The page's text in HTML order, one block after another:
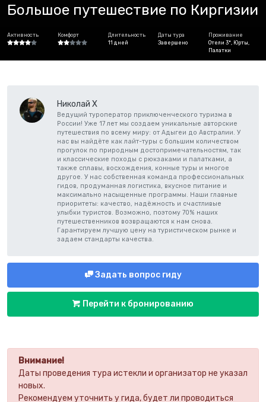
Большое путешествие по Киргизии
Активность Комфорт
Длительность
11 дней
Даты тура
Завершено
Проживание
Отели 3*, Юрты,
Палатки
Внимание!
Даты проведения тура истекли и организатор не указал
новых.
Рекомендуем уточнить у гида, будет ли проводиться
Николай Х
Ведущий туроператор приключенческого туризма в
России! Уже 17 лет мы создаем уникальные авторские
путешествия по всему миру: от Адыгеи до Австралии. У
нас вы найдёте как лайт-туры с большим количеством
прогулок по природным достопримечательностям, так
и классические походы с рюкзаками и палатками, а
также сплавы, восхождения, конные туры и многое
другое. У нас собственная команда профессиональных
гидов, продуманная логистика, вкусное питание и
максимально насыщенные программы. Наши главные
приоритеты: качество, надёжность и счастливые
улыбки туристов. Возможно, поэтому 70% наших
путешественников возвращаются к нам снова.
Гарантируем лучшую цену на туристическом рынке и
задаем стандарты качества.
Задать вопрос гиду
Перейти к бронированию